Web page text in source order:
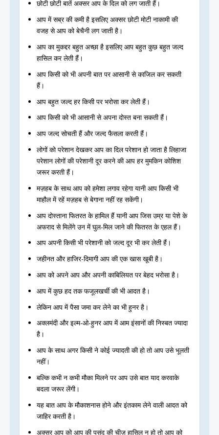
छोटी छोटी बातें अक्सर आप के दिल को लग जाती हैं।
आप में सब्र की कमी है इसलिए अक्सर छोटी मोटी नाकामी की
वजह से आप को बेचैनी लग जाती है।
आप का मुकद्दर बहुत अच्छा है इसलिए आप बहुत कुछ बहुत जल्द
हासिल कर लेती हैं।
आप किसी को भी अपनी बात पर आसानी से काजिल कर सकती
हैं।
आप बहुत जल्द हर किसी पर भरोसा कर लेती हैं।
आप किसी को भी आसानी से अपना दोस्त बना सकती हैं।
आप जल्द सोचती हैं और जल्द फैसला करती हैं।
लोगों को परेशान देखकर आप का दिल परेशान हो जाता है लिहाजा
परेशान लोगों की परेशानी दूर करने की आप हर मुमकिन कोशिश
जरूर करती हैं।
मज़हब के साथ आप को हमेशा लगाव रहेगा यानी आप किसी भी
माहौल में रहें मज़हब से बेगाना नहीं रह सकेंगी।
आप दोस्ताना फितरत के हामिल हैं यानी आप जिस उम्र या पेशे के
अफराद से मिलेंगे उन में घुल-मिल जाने की फितरत के एहल हैं।
आप अपनी किसी भी परेशानी को जल्द दूर भी कर लेती हैं।
जहीनत और हाजिर-दिमागी आप की एक खास खूबी है।
आप को अपने आप और अपनी काबिलियत पर बेहद भरोसा है।
आप में कुछ हद तक फजूलखर्ची की भी आदत है।
लेकिन आप में पैसा जमा कर लेने का भी हुनर है।
अक्लमंदी और इल्म-ओ-हुनर आप में आम इंसानों की निस्बत ज्यादा
है।
आप के साथ अगर किसी ने कोई ज्यादती की हो तो आप उसे भूलती
नहीं।
बल्कि कभी न कभी मौका मिलने पर आप उसे बात याद करवाके
बदला जरूर लेंगी।
यह बात आप के मौकाशनास होने और इंतकाम लेने वाली आदत को
जाहिर करती है।
अक्सर आप को आप की पसंद की चीज़ हासिल न हो तो आप को